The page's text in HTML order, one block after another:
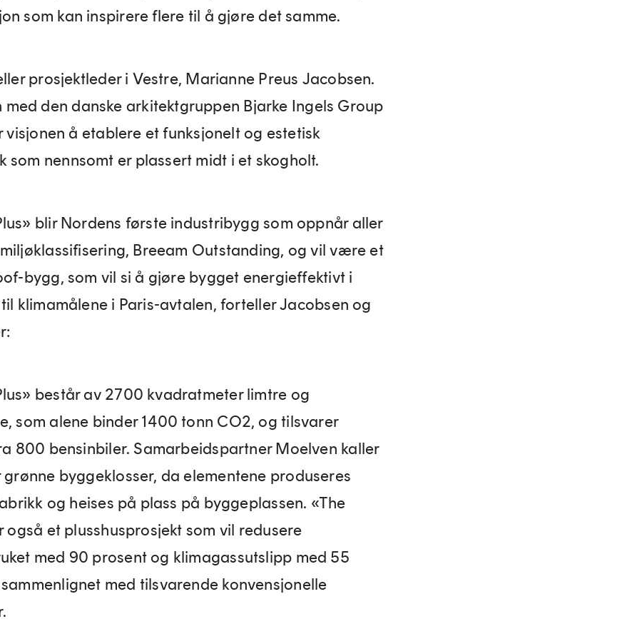
som kan inspirere flere til å gjøre det samme.
prosjektleder i Vestre, Marianne Preus Jacobsen.
med den danske arkitektgruppen Bjarke Ingels Group
visjonen å etablere et funksjonelt og estetisk
som nennsomt er plassert midt i et skogholt.
blir Nordens første industribygg som oppnår aller
Breeam Outstanding, og vil være et
bygg, som vil si å gjøre bygget energieffektivt i
klimamålene i Paris-avtalen, forteller Jacobsen og
består av 2700 kvadratmeter limtre og
som alene binder 1400 tonn CO2, og tilsvarer
800 bensinbiler. Samarbeidspartner Moelven kaller
byggeklosser, da elementene produseres
og heises på plass på byggeplassen. «The
også et plusshusprosjekt som vil redusere
med 90 prosent og klimagassutslipp med 55
med tilsvarende konvensjonelle